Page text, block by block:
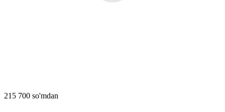
215 700 so'mdan